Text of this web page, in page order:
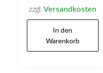
zzgl.Versandkosten
In den
Warenkorb